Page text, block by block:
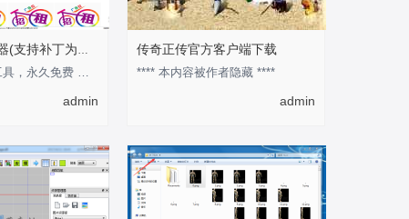
安度地图查看器(支持补丁为图片模式)
此工具为官方工具，永久免费 作为预览地图的工具还是不错的 优点是可以快速的知道某张
admin
传奇正传官方客户端下载
**** 本内容被作者隐藏 ****
admin